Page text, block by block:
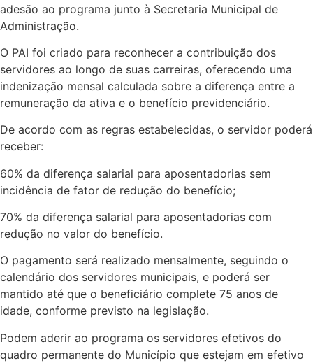
adesão ao programa junto à Secretaria Municipal de
Administração.
O PAI foi criado para reconhecer a contribuição dos
servidores ao longo de suas carreiras, oferecendo uma
indenização mensal calculada sobre a diferença entre a
remuneração da ativa e o benefício previdenciário.
De acordo com as regras estabelecidas, o servidor poderá
receber:
60% da diferença salarial para aposentadorias sem
incidência de fator de redução do benefício;
70% da diferença salarial para aposentadorias com
redução no valor do benefício.
O pagamento será realizado mensalmente, seguindo o
calendário dos servidores municipais, e poderá ser
mantido até que o beneficiário complete 75 anos de
idade, conforme previsto na legislação.
Podem aderir ao programa os servidores efetivos do
quadro permanente do Município que estejam em efetivo